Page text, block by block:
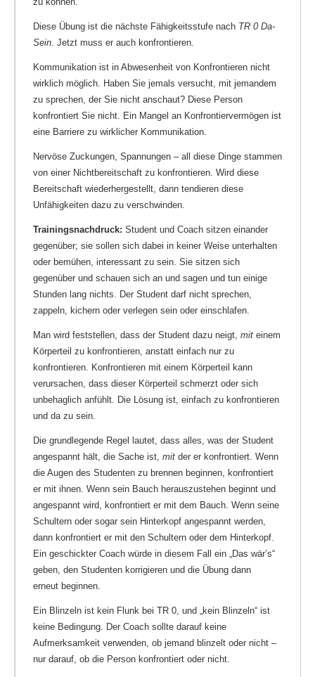
Diese Übung ist die nächste Fähigkeitsstufe nach TR 0 Da-
Sein. Jetzt muss er auch konfrontieren.
Kommunikation ist in Abwesenheit von Konfrontieren nicht
wirklich möglich. Haben Sie jemals versucht, mit jemandem
zu sprechen, der Sie nicht anschaut? Diese Person
konfrontiert Sie nicht. Ein Mangel an Konfrontiervermögen ist
eine Barriere zu wirklicher Kommunikation.
Nervöse Zuckungen, Spannungen – all diese Dinge stammen
von einer Nichtbereitschaft zu konfrontieren. Wird diese
Bereitschaft wiederhergestellt, dann tendieren diese
Unfähigkeiten dazu zu verschwinden.
Trainingsnachdruck: Student und Coach sitzen einander
gegenüber; sie sollen sich dabei in keiner Weise unterhalten
oder bemühen, interessant zu sein. Sie sitzen sich
gegenüber und schauen sich an und sagen und tun einige
Stunden lang nichts. Der Student darf nicht sprechen,
zappeln, kichern oder verlegen sein oder einschlafen.
Man wird feststellen, dass der Student dazu neigt, mit einem
Körperteil zu konfrontieren, anstatt einfach nur zu
konfrontieren. Konfrontieren mit einem Körperteil kann
verursachen, dass dieser Körperteil schmerzt oder sich
unbehaglich anfühlt. Die Lösung ist, einfach zu konfrontieren
und da zu sein.
Die grundlegende Regel lautet, dass alles, was der Student
angespannt hält, die Sache ist, mit der er konfrontiert. Wenn
die Augen des Studenten zu brennen beginnen, konfrontiert
er mit ihnen. Wenn sein Bauch herauszustehen beginnt und
angespannt wird, konfrontiert er mit dem Bauch. Wenn seine
Schultern oder sogar sein Hinterkopf angespannt werden,
dann konfrontiert er mit den Schultern oder dem Hinterkopf.
Ein geschickter Coach würde in diesem Fall ein „Das wär’s“
geben, den Studenten korrigieren und die Übung dann
erneut beginnen.
Ein Blinzeln ist kein Flunk bei TR 0, und „kein Blinzeln“ ist
keine Bedingung. Der Coach sollte darauf keine
Aufmerksamkeit verwenden, ob jemand blinzelt oder nicht –
nur darauf, ob die Person konfrontiert oder nicht.